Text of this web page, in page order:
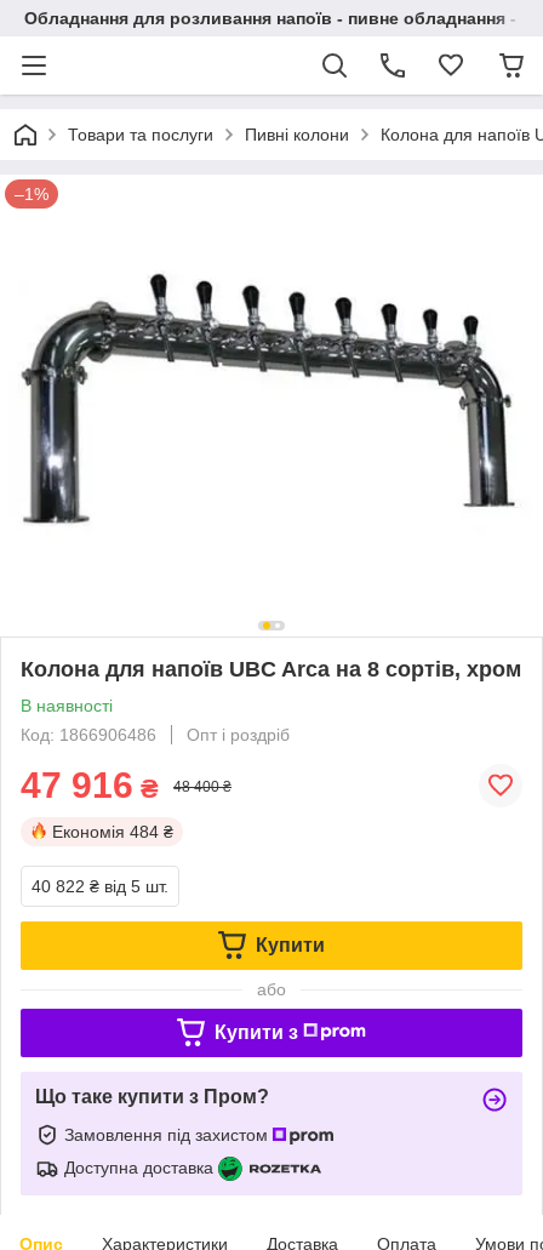
Обладнання для розливання напоїв - пивне обладнання - в
Товари та послуги Пивні колони Колона для напоїв
–1%
Колона для напоїв UBC Arca на 8 сортів, хром
В наявності
Код: 1866906486
Опт і роздріб
47 916 ₴ 48 400 ₴
Економія 484 ₴
40 822 ₴ від 5 шт.
Купити
або
Купити з
Що таке купити з Пром?
Замовлення під захистом
Доступна доставка
Опис Характеристики Доставка Оплата Умови